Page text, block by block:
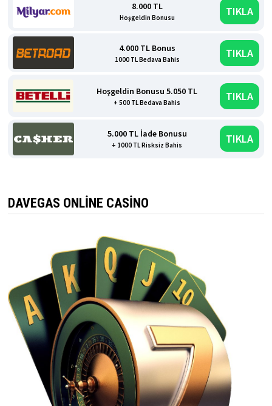
8.000 TL
Hoşgeldin Bonusu TIKLA
4.000 TL Bonus
1000 TL Bedava Bahis TIKLA
Hoşgeldin Bonusu 5.050 TL
+ 500 TL Bedava Bahis TIKLA
5.000 TL İade Bonusu
+ 1000 TL Risksiz Bahis TIKLA
DAVEGAS ONLINE CASINO